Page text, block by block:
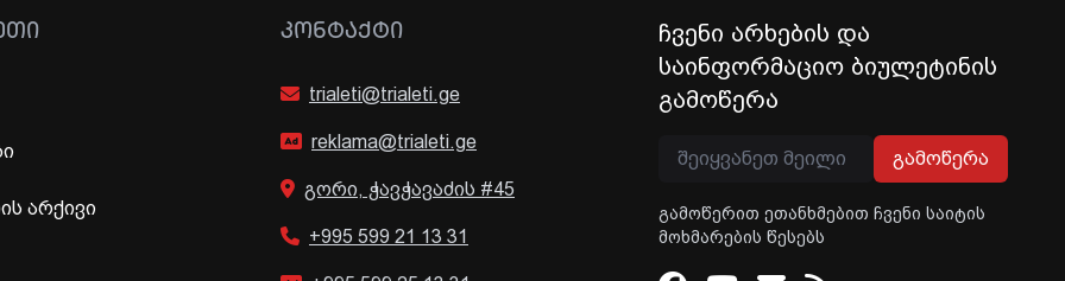
არქივი
ᲙᲝᲜᲢᲐᲥᲢᲘ
trialeti@trialeti.ge
reklama@trialeti.ge
გორი, ჭავჭავაძის #45
+995 599 21 13 31
ჩვენი არხების და
საინფორმაციო ბიულეტინის
გამოწერა
გამოწერა
გამოწერით ეთანხმებით ჩვენი საიტის
მოხმარების წესებს